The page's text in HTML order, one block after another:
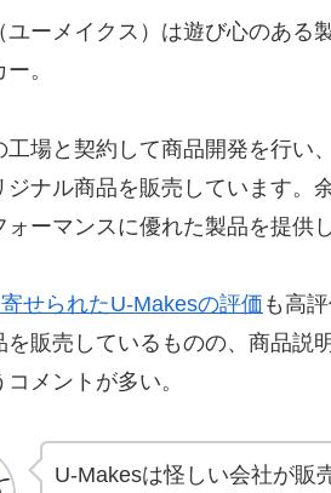
ユーメイクス）は遊び心のある
。
工場と契約して商品開発を行い
ジナル商品を販売しています。
ォーマンスに優れた製品を提供
せられたU-Makesの評価 も高
を販売しているものの、商品説
メントが多い。
U-Makesは怪しい会社が販